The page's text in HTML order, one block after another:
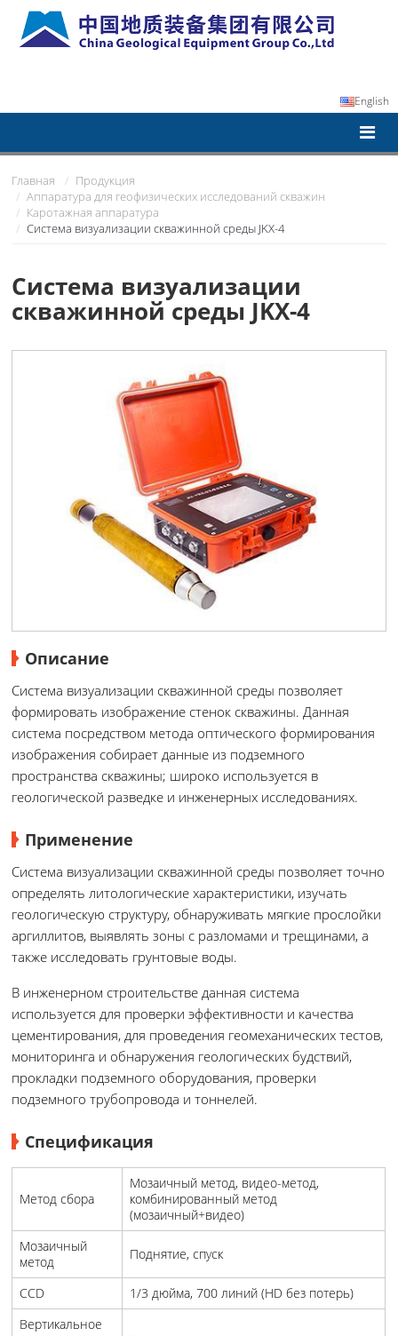
English
Главная
Продукция
Аппаратура для геофизических исследований скважин
Каротажная аппаратура
Система визуализации скважинной среды JKX-4
Система визуализации
скважинной среды JKX-4
Описание
Система визуализации скважинной среды позволяет
формировать изображение стенок скважины. Данная
система посредством метода оптического формирования
изображения собирает данные из подземного
пространства скважины; широко используется в
геологической разведке и инженерных исследованиях.
Применение
Система визуализации скважинной среды позволяет точно
определять литологические характеристики, изучать
геологическую структуру, обнаруживать мягкие прослойки
аргиллитов, выявлять зоны с разломами и трещинами, а
также исследовать грунтовые воды.
В инженерном строительстве данная система
используется для проверки эффективности и качества
цементирования, для проведения геомеханических тестов,
мониторинга и обнаружения геологических будствий,
прокладки подземного оборудования, проверки
подземного трубопровода и тоннелей.
Спецификация
Метод сбора
Мозаичный метод, видео-метод,
комбинированный метод
(мозаичный+видео)
Мозаичный
метод
Поднятие, спуск
CCD
1/3 дюйма, 700 линий (HD без потерь)
Вертикальное